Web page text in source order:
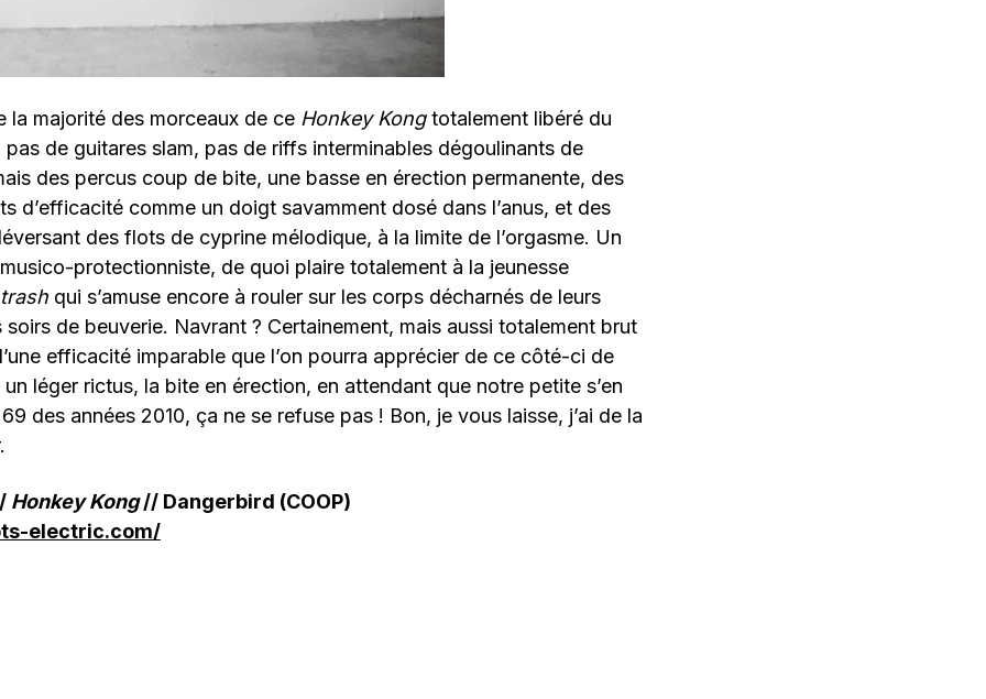
la majorité des morceaux de ce Honkey Kongtotalement libéré du
de guitares slam, pas de riffs interminables dégoulinants de
des percus coup de bite, une basse en érection permanente, des
d’efficacité comme un doigt savamment dosé dans l’anus, et des
des flots de cyprine mélodique, à la limite de l’orgasme. Un
protectionniste, de quoi plaire totalement à la jeunesse
qui s’amuse encore à rouler sur les corps décharnés de leurs
de beuverie. Navrant ? Certainement, mais aussi totalement brut
efficacité imparable que l’on pourra apprécier de ce côté-ci de
un léger rictus, la bite en érection, en attendant que notre petite s’en
des années 2010, ça ne se refuse pas ! Bon, je vous laisse, j’ai de la
Honkey Kong// Dangerbird (COOP)
electric.com/